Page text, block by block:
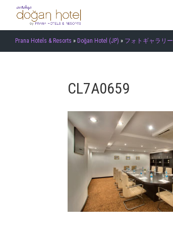
Prana Hotels & Resorts » Doğan Hotel (JP) » フォトギャラリー
CL7A0659